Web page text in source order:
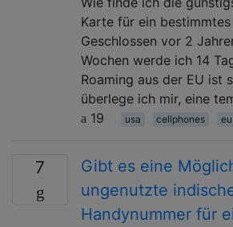
Karte für ein
Geschlossen vor 2
Wochen werde ich 14
Roaming aus der EU ist
überlege ich mir, eine
19
usa cellphones
7
Gibt es eine
ungenutzte
Handynummer für